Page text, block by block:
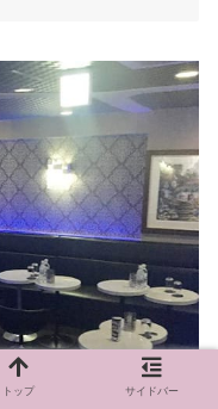
トップ サイドバー